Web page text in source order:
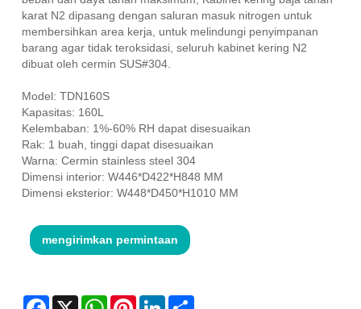
karat N2 dipasang dengan saluran masuk nitrogen untuk
membersihkan area kerja, untuk melindungi penyimpanan
barang agar tidak teroksidasi, seluruh kabinet kering N2
dibuat oleh cermin SUS#304.
Model: TDN160S
Kapasitas: 160L
Kelembaban: 1%-60% RH dapat disesuaikan
Rak: 1 buah, tinggi dapat disesuaikan
Warna: Cermin stainless steel 304
Dimensi interior: W446*D422*H848 MM
Dimensi eksterior: W448*D450*H1010 MM
mengirimkan permintaan
Facebook
X WhatsAppPinterestLinkedIn